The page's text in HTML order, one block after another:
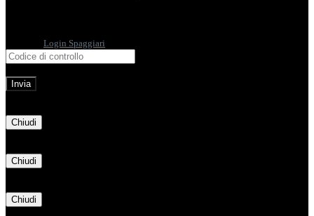
Login Spaggiari
Chiudi
Chiudi
Chiudi